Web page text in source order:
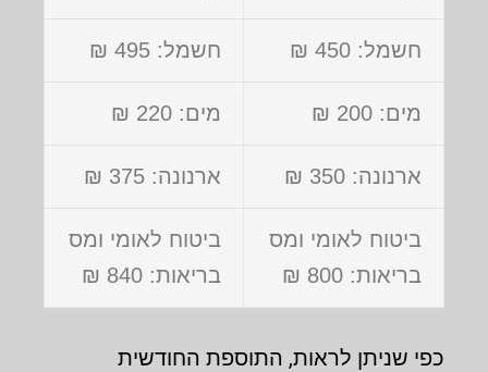
חשמל: 450 ₪ חשמל: 495 ₪
מים: 200 ₪ מים: 220 ₪
ארנונה: 350 ₪ ארנונה: 375 ₪
ביטוח לאומי ומס
בריאות: 800 ₪
ביטוח לאומי ומס
בריאות: 840 ₪
כפי שניתן לראות, התוספת החודשית